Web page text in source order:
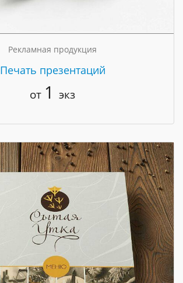
Рекламная продукция
Печать презентаций
от 1 экз